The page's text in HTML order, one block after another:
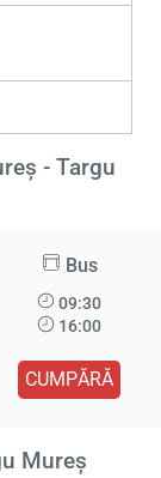
- Targu
Bus
09:30
16:00
CUMPĂRĂ
Mureş